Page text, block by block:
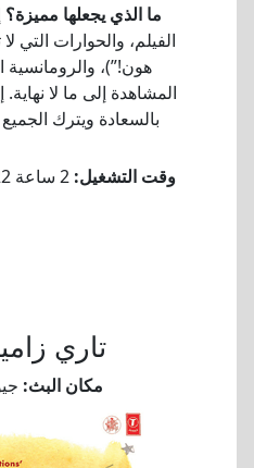
ما الذي يجعلها مميزة؟
الفيلم، والحوارات التي
هون!”)، والرومانسية
المشاهدة إلى ما لا
بالسعادة ويترك
وقت التشغيل:
7. تاري
مكان البث: